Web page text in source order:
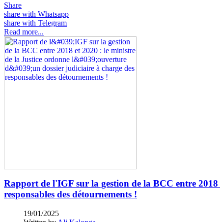
Share
share with Whatsapp
share with Telegram
Read more...
Rapport de l'IGF sur la gestion de la BCC entre
responsables des détournements !
19/01/2025